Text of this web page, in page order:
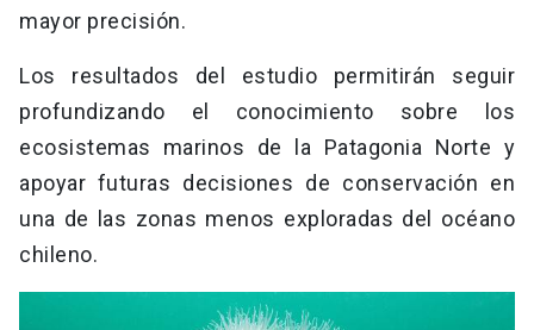
mayor precisión.
Los resultados del estudio permitirán seguir
profundizando el conocimiento sobre los
ecosistemas marinos de la Patagonia Norte y
apoyar futuras decisiones de conservación en
una de las zonas menos exploradas del océano
chileno.